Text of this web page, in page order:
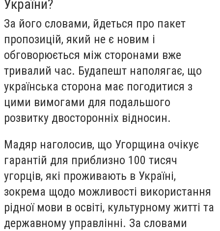
України?
За його словами, йдеться про пакет
пропозицій, який не є новим і
обговорюється між сторонами вже
тривалий час. Будапешт наполягає, що
українська сторона має погодитися з
цими вимогами для подальшого
розвитку двосторонніх відносин.
Мадяр наголосив, що Угорщина очікує
гарантій для приблизно 100 тисяч
угорців, які проживають в Україні,
зокрема щодо можливості використання
рідної мови в освіті, культурному житті та
державному управлінні. За словами